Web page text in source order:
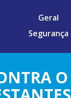
Geral
Segurança
O